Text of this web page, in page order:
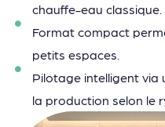
chauffe-eau classique.
Format compact
petits espaces.
Pilotage intelligent via
la production selon le